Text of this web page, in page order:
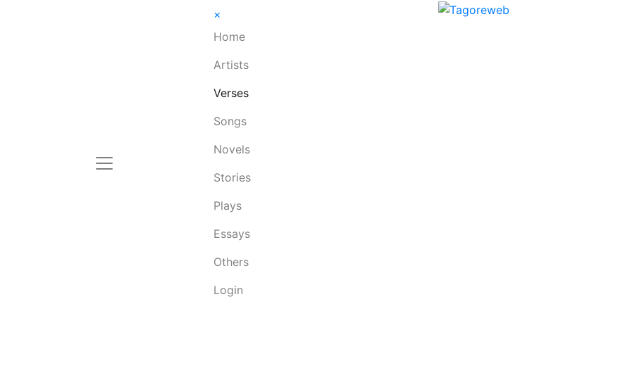
×
Home
Artists
Verses
Songs
Novels
Stories
Plays
Essays
Others
Login